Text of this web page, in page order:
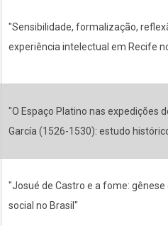
"Sensibilidade, formalização,
experiência intelectual em Recife
"O Espaço Platino nas expedições
García (1526-1530): estudo
"Josué de Castro e a fome:
social no Brasil"